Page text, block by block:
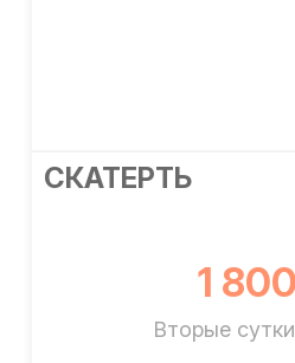
CКАТЕРТЬ
1
Вторые сутки